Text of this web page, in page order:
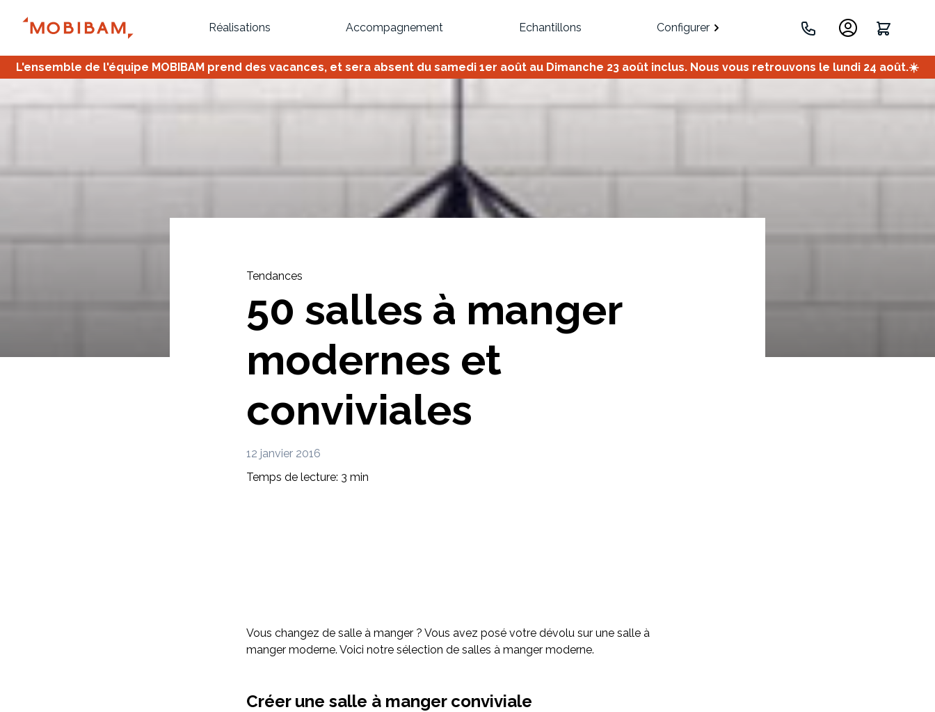
Réalisations Accompagnement Echantillons Configurer
Inspirez-vous du catalogue
Personnalisez nos modèles pour créer le meuble qui vous ressemble.
Créez votre projet de A à Z Retrouvez vos projets
Imaginez et concevez un meuble 100% unique.
L'ensemble de l'équipe MOBIBAM prend des vacances, et sera absent du samedi 1er août au Dimanche 23 août inclus. Nous vous retrouvons le lundi 24 août.☀️
Tendances
50 salles à manger
modernes et
conviviales
12 janvier 2016
Temps de lecture: 3 min
Vous changez de salle à manger ? Vous avez posé votre dévolu sur une salle à
manger moderne. Voici notre sélection de salles à manger moderne.
Créer une salle à manger conviviale